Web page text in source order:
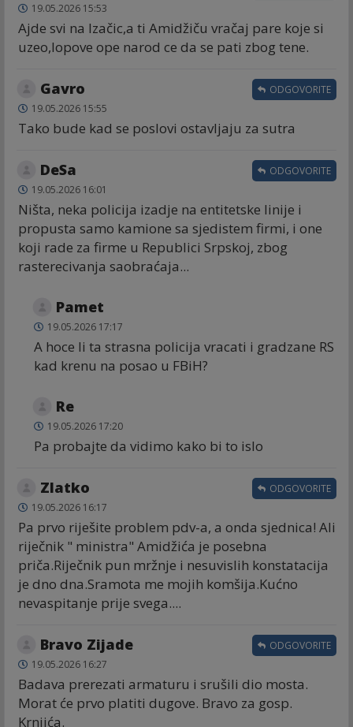
19.05.2026 15:53
Ajde svi na Izačic,a ti Amidžiču vračaj pare koje si
uzeo,lopove ope narod ce da se pati zbog tene.
Gavro
19.05.2026 15:55
Tako bude kad se poslovi ostavljaju za sutra
ODGOVORITE
DeSa
19.05.2026 16:01
Ništa, neka policija izadje na entitetske linije i
propusta samo kamione sa sjedistem firmi, i one
koji rade za firme u Republici Srpskoj, zbog
rasterecivanja saobraćaja...
ODGOVORITE
Pamet
19.05.2026 17:17
A hoce li ta strasna policija vracati i gradzane RS
kad krenu na posao u FBiH?
Re
19.05.2026 17:20
Pa probajte da vidimo kako bi to islo
Zlatko
19.05.2026 16:17
Pa prvo riješite problem pdv-a, a onda sjednica! Ali
riječnik " ministra" Amidžića je posebna
priča.Riječnik pun mržnje i nesuvislih konstatacija
je dno dna.Sramota me mojih komšija.Kućno
nevaspitanje prije svega....
ODGOVORITE
Bravo Zijade
19.05.2026 16:27
Badava prerezati armaturu i srušili dio mosta.
Morat će prvo platiti dugove. Bravo za gosp.
Krnjića.
ODGOVORITE